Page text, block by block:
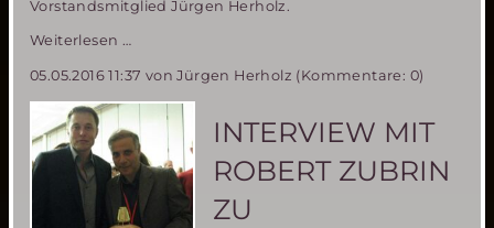
Vorstandsmitglied Jürgen Herholz.
Weiterlesen …
2016:
Space
Film
Festival
mit
Schwerpunkt
Mars
und
05.05.2016 11:37 von Jürgen Herholz (Kommentare: 0)
INTERVIEW MIT
ROBERT ZUBRIN
ZU